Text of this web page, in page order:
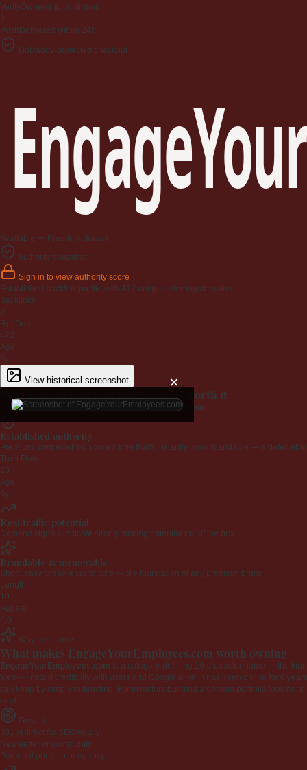
VerifyOwnership confirmed
3
Push Delivered within 24h
GoDaddy-protected checkout
Available — Premium domain
Authority snapshot
Sign in to view authority score
Established backlink profile with 472 unique referring domains.
Backlinks
0
Ref Dom
472
Age
6y
View historical screenshot ×
Why EngageYourEmployees.com is worth it
Every claim below is backed by verified third-party data.
Established authority
Premium .com extension on a name that's instantly understandable — a
Trust Flow
23
Age
6y
Real traffic potential
Demand signals indicate strong ranking potential out of the box.
Brandable & memorable
Short, easy to say, easy to type — the foundation of any premium brand.
Length
19
Appeal
4.0
Why this name
What makes EngageYourEmployees.com worth owning
EngageYourEmployees.com is a category-defining 19-character name — the
web — instant credibility with users and Google alike. It has been online for 6
can keep by simply redirecting. For investors building a domain portfolio looking
loud.
Great for
301 redirect for SEO equity
Newsletter or community
Personal portfolio or agency